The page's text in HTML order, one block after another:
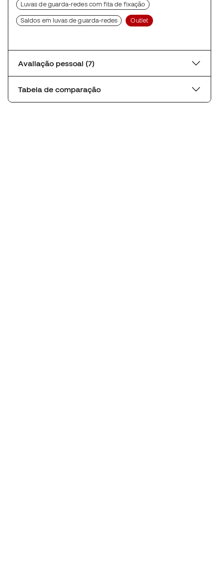
Luvas de guarda-redes com fita de fixação
Saldos em luvas de guarda-redes Outlet
Avaliação pessoal (7)
Tabela de comparação